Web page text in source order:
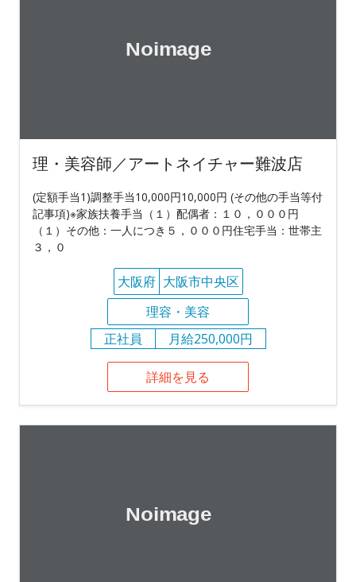
理・美容師／アートネイチャー難波店
(定額手当1)調整手当10,000円10,000円 (その他の手当等付
記事項)※家族扶養手当（１）配偶者：１０，０００円
（１）その他：一人につき５，０００円住宅手当：世帯主
３，０
大阪府 大阪市中央区
理容・美容
正社員
月給250,000円
詳細を見る